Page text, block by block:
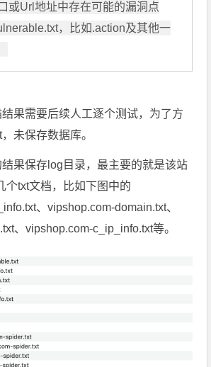
或Url地址中存在可能的漏洞点
，比如.action及其他一
果需要后续人工逐个测试，为了方
未保存数据库。
果保存log目录，最主要的就是该站
个txt文档，比如下图中的
、vipshop.com-domain.txt、
、vipshop.com-c_ip_info.txt等。